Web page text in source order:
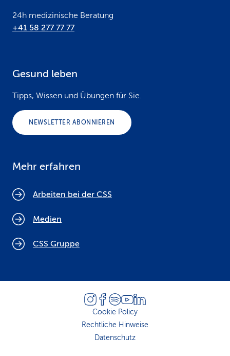
24h medizinische Beratung
+41 58 277 77 77
Gesund leben
Tipps, Wissen und Übungen für Sie.
NEWSLETTER ABONNIEREN
Mehr erfahren
Arbeiten bei der CSS
Medien
CSS Gruppe
Cookie Policy
Rechtliche Hinweise
Datenschutz